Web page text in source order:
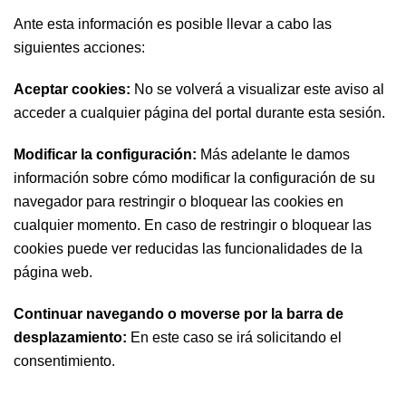
Ante esta información es posible llevar a cabo las
siguientes acciones:
Aceptar cookies: No se volverá a visualizar este aviso al
acceder a cualquier página del portal durante esta sesión.
Modificar la configuración: Más adelante le damos
información sobre cómo modificar la configuración de su
navegador para restringir o bloquear las cookies en
cualquier momento. En caso de restringir o bloquear las
cookies puede ver reducidas las funcionalidades de la
página web.
Continuar navegando o moverse por la barra de
desplazamiento: En este caso se irá solicitando el
consentimiento.